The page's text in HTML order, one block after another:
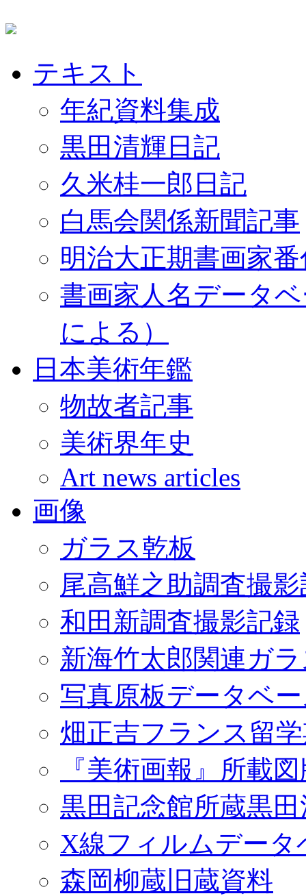
テキスト
年紀資料集成
黒田清輝日記
久米桂一郎日記
白馬会関係新聞記事
明治大正期書画家
書画家人名データ
による）
日本美術年鑑
物故者記事
美術界年史
Art news articles
画像
ガラス乾板
尾高鮮之助調査撮
和田新調査撮影記録
新海竹太郎関連ガ
写真原板データベ
畑正吉フランス留
『美術画報』所載
黒田記念館所蔵黒
X線フィルムデータ
森岡柳蔵旧蔵資料